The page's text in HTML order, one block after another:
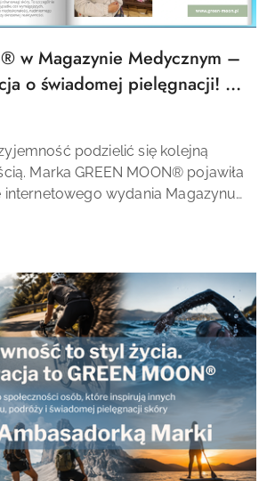
w Magazynie Medycznym –
o świadomej pielęgnacji! 💚
podzielić się kolejną
Marka GREEN MOON® pojawiła
internetowego wydania Magazynu
o filozofii marki oraz ...